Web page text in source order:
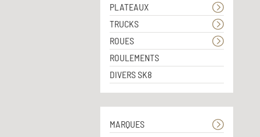
PLATEAUX
TRUCKS
ROUES
ROULEMENTS
DIVERS SK8
MARQUES